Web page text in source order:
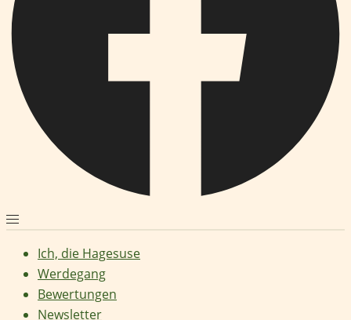
Ich, die Hagesuse
Werdegang
Bewertungen
Newsletter